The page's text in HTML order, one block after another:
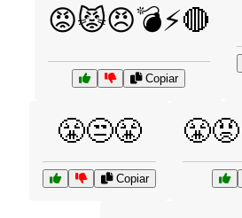
😡😾😠💣⚡🔴
Copiar
😤😒😤
Copiar